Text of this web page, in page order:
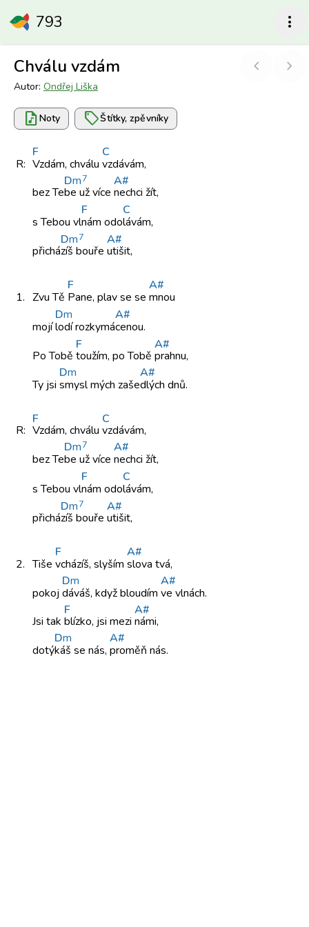
793 more_vert
Chválu vzdám chevron_left chevron_right
Autor: Ondřej Liška
audio_fileNoty sellŠtítky, zpěvníky
R:
F
Vzdám, chválu
C
vzdávám,
bez Te
Dm7
be užvíce
A#
nechci žít,
s Tebou vl
F
nám odo
C
lávám,
přichá
Dm7
zíš bouře
A#
utišit,
1. Zvu Tě
F
Pane, plavse se
A#
mnou
mojí
Dm
lodí rozkymá
A#
cenou.
Po Tobě
F
toužím, poTobě
A#
prahnu,
Ty jsi
Dm
smysl mých zaše
A#
dlých dnů.
R:
F
Vzdám, chválu
C
vzdávám,
bez Te
Dm7
be užvíce
A#
nechci žít,
s Tebou vl
F
nám odo
C
lávám,
přichá
Dm7
zíš bouře
A#
utišit,
2. Tiše
F
vcházíš, slyším
A#
slova tvá,
pokoj
Dm
dáváš, kdyžbloudím
A#
ve vlnách.
Jsi tak
F
blízko, jsi mezi
A#
námi,
dotý
Dm
káš se nás,
A#
proměň nás.